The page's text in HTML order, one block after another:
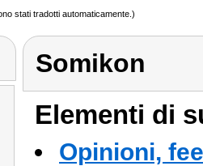
stati tradotti automaticamente.)
Somikon
Elementi di
Opinioni,